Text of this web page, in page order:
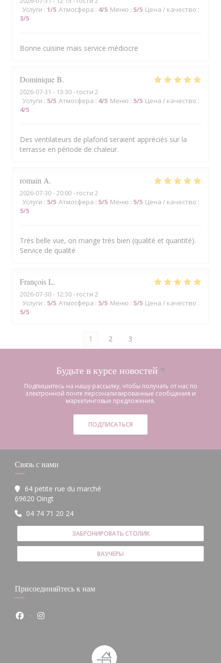
Услуги : 1/5 Атмосфера : 4/5 Меню : 5/5 Цена / качество :
3/5
Bonne cuisine mais service médiocre
DominiqueB
2026-07-31 - 13:30 - гости 2
Услуги : 5/5 Атмосфера : 4/5 Меню : 5/5 Цена / качество :
4/5
Des ventilateurs de plafond seraient appréciés sur la
terrasse en période de chaleur.
romain A
2026-07-30- 20:00 - гости 2
Услуги : 5/5 Атмосфера : 5/5 Меню : 5/5 Цена / качество :
5/5
Très belle vue, on mange très bien (qualité et quantité).
Service de qualité
FrançoisL
2026-07-30- 12:30 - гости 2
Услуги : 5/5 Атмосфера : 5/5 Меню : 5/5 Цена / качество :
5/5
1 2 3
Будьте в курсе новостей *
Подпишитесь на нашу рассылку, чтобы получать от нас по
электронной почте персонализированные сообщения и
маркетинговые предложения.
ПОДПИСАТЬСЯ
Связь с нами
64 petite rue du marché
69620 Oingt
04 74 71 20 24
ЗАБРОНИРОВАТЬ СТОЛИК
ВАУЧЕРЫ
Присоединяйтесь к нам
Facebook ((открывается в новом окне))
Instagram ((открывается в новом окне))